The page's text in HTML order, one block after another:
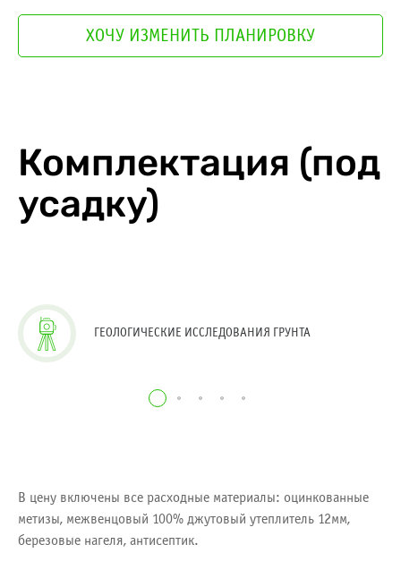
ХОЧУ ИЗМЕНИТЬ ПЛАНИРОВКУ
Комплектация (под
усадку)
ГЕОЛОГИЧЕСКИЕ ИССЛЕДОВАНИЯ ГРУНТА
В цену включены все расходные материалы: оцинкованные
метизы, межвенцовый 100% джутовый утеплитель 12мм,
березовые нагеля, антисептик.